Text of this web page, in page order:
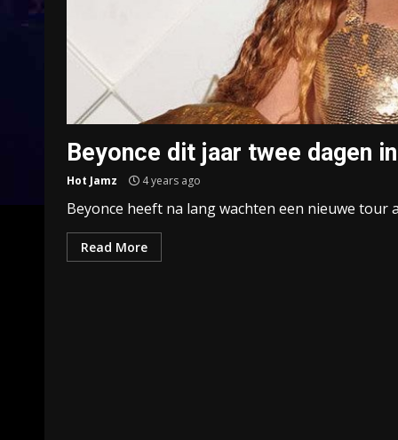
Beyonce dit jaar twee dagen
Hot Jamz 4 years ago
Beyonce heeft na lang wachten een nieuwe tour
Read More